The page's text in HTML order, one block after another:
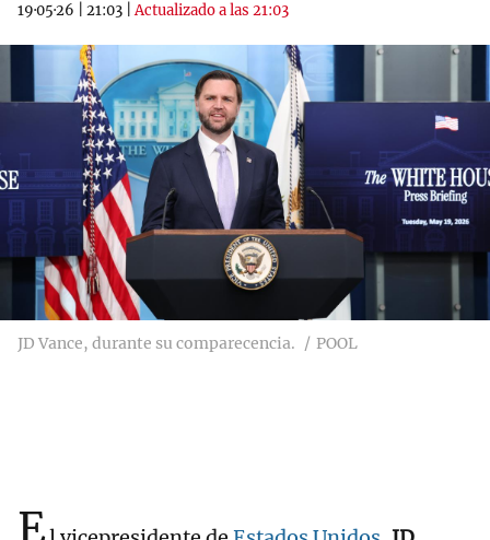
19·05·26 21:03 |Actualizado a las 21:03
JD Vance, durante su comparecencia. POOL